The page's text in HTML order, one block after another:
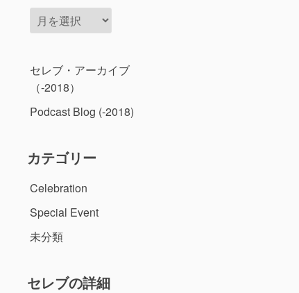
ー
ブ
セレブ・アーカイブ
（-2018）
Podcast Blog (-2018)
カテゴリー
Celebration
Special Event
未分類
セレブの詳細